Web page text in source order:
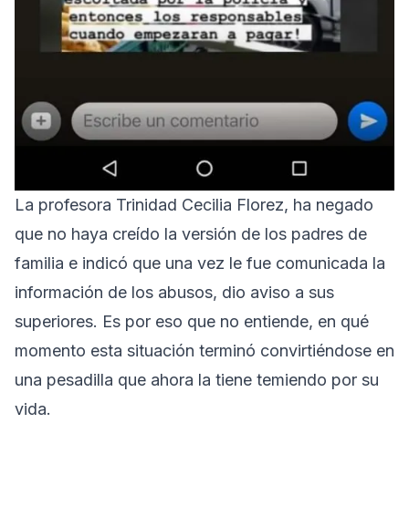
La profesora Trinidad Cecilia Florez, ha negado
que no haya creído la versión de los padres de
familia e indicó que una vez le fue comunicada la
información de los abusos, dio aviso a sus
superiores. Es por eso que no entiende, en qué
momento esta situación terminó convirtiéndose en
una pesadilla que ahora la tiene temiendo por su
vida.